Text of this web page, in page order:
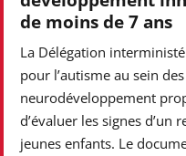
de moins de 7 ans
La Délégation
pour l’autisme au sein
neurodéveloppement
d’évaluer les signes d’un
jeunes enfants. Le